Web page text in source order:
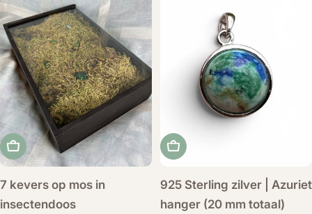
Voeg toe aan winkelwagen
7 kevers op mos in
insectendoos
Voeg toe aan
925 Sterling zilver | Azuriet
hanger (20 mm totaal)